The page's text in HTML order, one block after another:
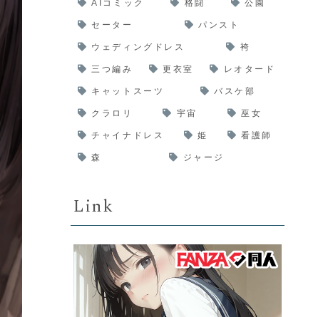
AIコミック 格闘 公園
セーター パンスト
ウェディングドレス 袴
三つ編み 更衣室 レオタード
キャットスーツ バスケ部
クラロリ 宇宙 巫女
チャイナドレス 姫 看護師
森 ジャージ
Link